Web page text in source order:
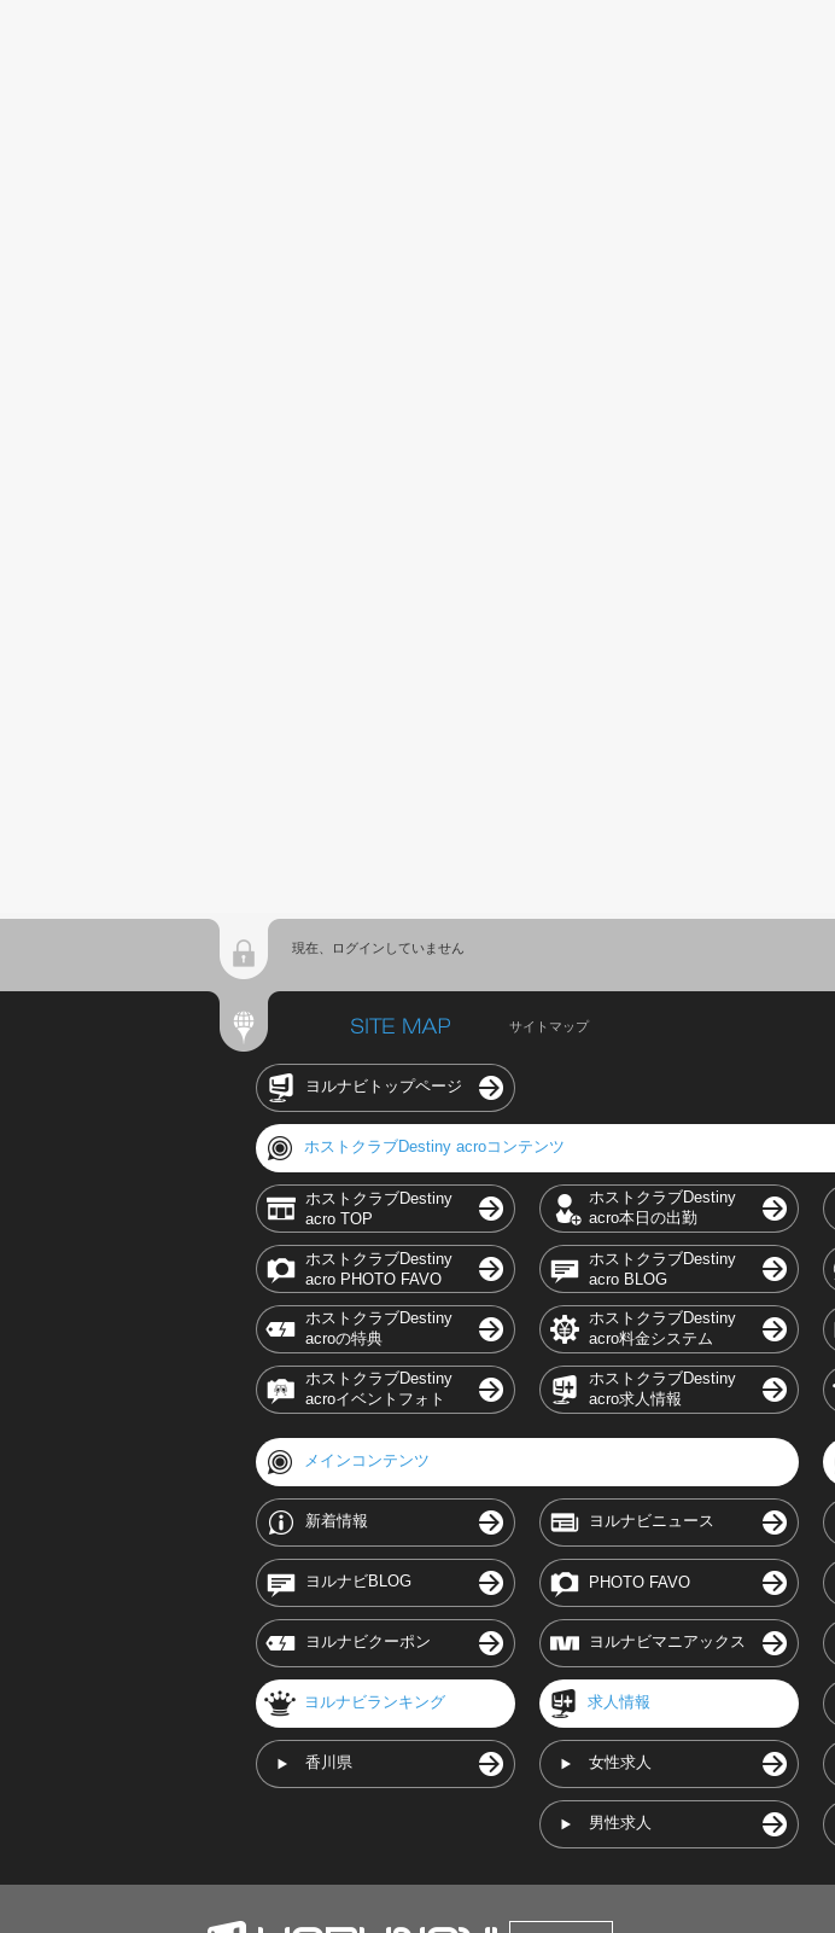
現在、ログインしていません
サイトマップ
ヨルナビトップページ
ホストクラブDestiny acroコンテンツ
ホストクラブDestiny
acro TOP
ホストクラブDestiny
acro本日の出勤
ホストクラブDestiny
acro PHOTO FAVO
ホストクラブDestiny
acro BLOG
ホストクラブDestiny
acroの特典
ホストクラブDestiny
acro料金システム
ホストクラブDestiny
acroイベントフォト
ホストクラブDestiny
acro求人情報
メインコンテンツ
新着情報 ヨルナビニュース
ヨルナビBLOG PHOTO FAVO
ヨルナビクーポン ヨルナビマニアックス
ヨルナビランキング
香川県
求人情報
女性求人
男性求人